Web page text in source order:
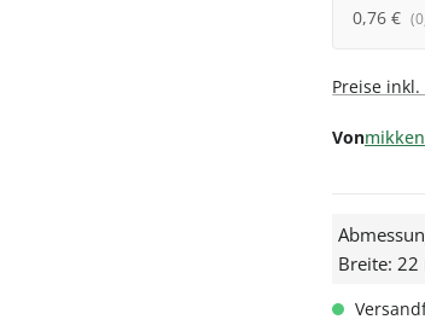
0,76 €
Preise
Vonmikken
Breite: